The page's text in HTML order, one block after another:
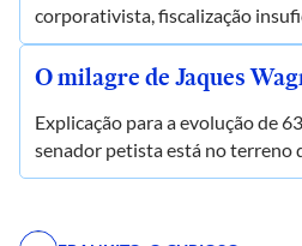
corporativista, fiscalização
O milagre de Jaques
Explicação para a evolução de
senador petista está no terreno